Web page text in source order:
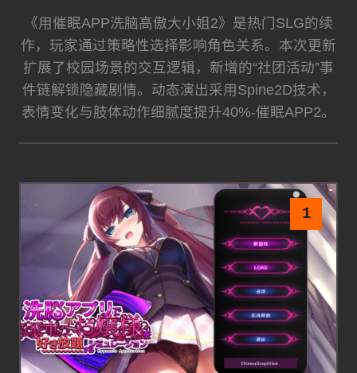
《用催眠APP洗脑高傲大小姐2》是热门SLG的续
作，玩家通过策略性选择影响角色关系。本次更新
扩展了校园场景的交互逻辑，新增的“社团活动”事
件链解锁隐藏剧情。动态演出采用Spine2D技术，
表情变化与肢体动作细腻度提升40%-催眠APP2。
1